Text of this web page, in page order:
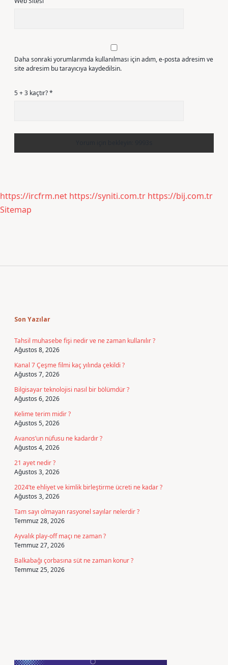
Daha sonraki yorumlarımda kullanılması için adım, e-posta adresim ve
site adresim bu tarayıcıya kaydedilsin.
5 + 3 kaçtır?*
https://ircfrm.net https://syniti.com.tr https://bij.com.tr
Sitemap
Son Yazılar
Tahsil muhasebe fişi nedir ve ne zaman kullanılır ?
Ağustos 8, 2026
Kanal 7 Çeşme filmi kaç yılında çekildi ?
Ağustos 7, 2026
Bilgisayar teknolojisi nasıl bir bölümdür ?
Ağustos 6, 2026
Kelime terim midir ?
Ağustos 5, 2026
Avanos’un nüfusu ne kadardır ?
Ağustos 4, 2026
21 ayet nedir ?
Ağustos 3, 2026
2024’te ehliyet ve kimlik birleştirme ücreti ne kadar ?
Ağustos 3, 2026
Tam sayı olmayan rasyonel sayılar nelerdir ?
Temmuz 28, 2026
Ayvalık play-off maçı ne zaman ?
Temmuz 27, 2026
Balkabağı çorbasına süt ne zaman konur ?
Temmuz 25, 2026